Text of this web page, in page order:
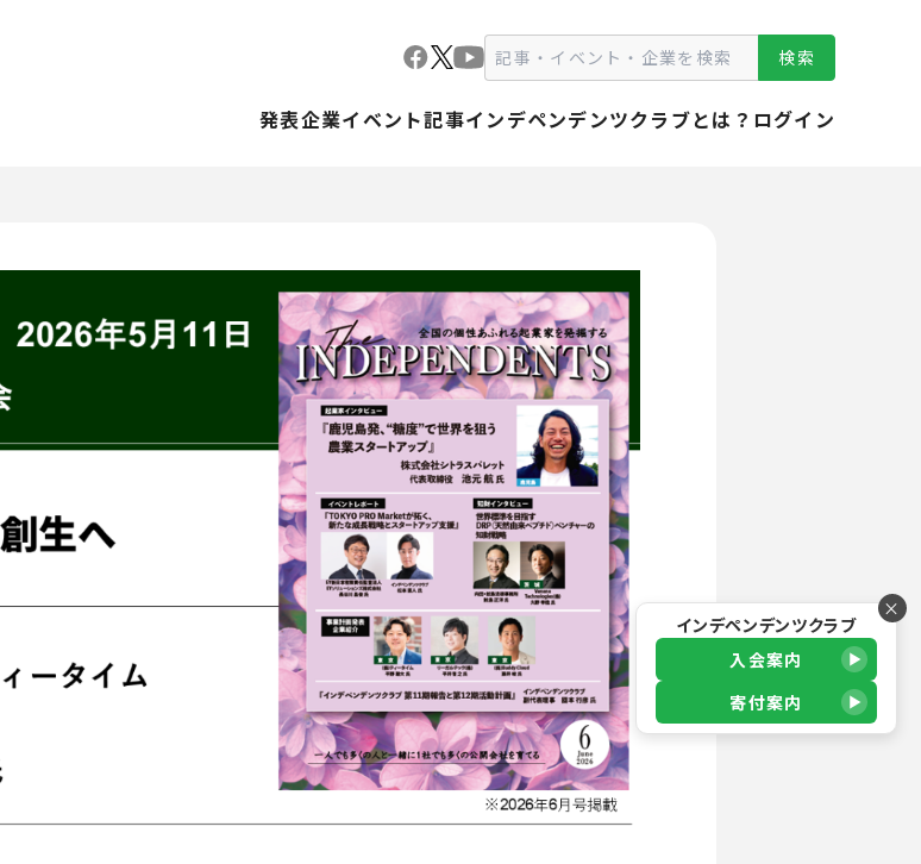
検索
発表企業イベント記事インデペンデンツクラブとは？ ログイン
×
インデペンデンツクラブ
入会案内
寄付案内